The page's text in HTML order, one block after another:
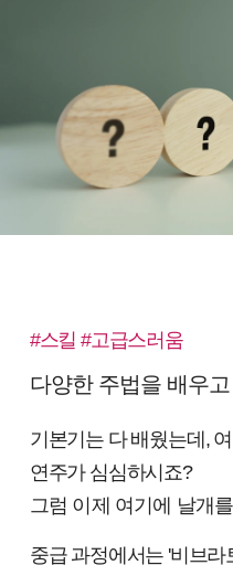
#스킬 #고급스러움
다양한 주법을 배우
기본기는 다 배웠는데,
연주가 심심하시죠?
그럼 이제 여기에 날개
중급 과정에서는 '비브라